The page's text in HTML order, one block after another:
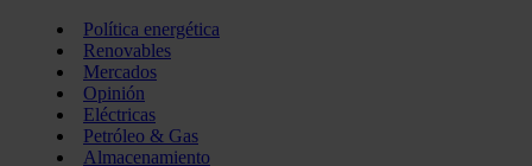
Política energética
Renovables
Mercados
Opinión
Eléctricas
Petróleo & Gas
Almacenamiento